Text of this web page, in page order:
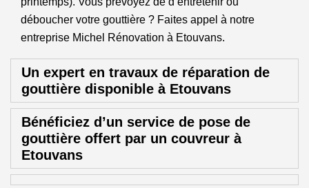
déboucher votre gouttière ? Faites appel à notre
entreprise Michel Rénovation à Etouvans.
Un expert en travaux de réparation de
gouttière disponible à Etouvans
Bénéficiez d’un service de pose de
gouttière offert par un couvreur à
Etouvans